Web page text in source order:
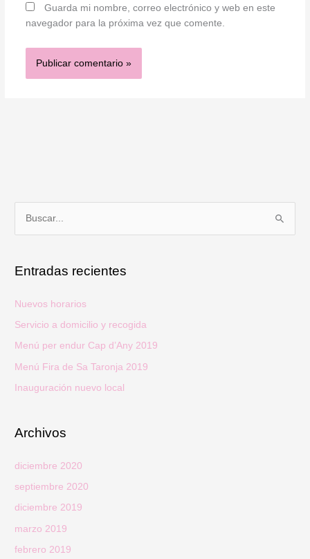
Guarda mi nombre, correo electrónico y web en este
navegador para la próxima vez que comente.
c
r
:
Entradas recientes
Nuevos horarios
Servicio a domicilio y recogida
Menú per endur Cap d’Any 2019
Menú Fira de Sa Taronja 2019
Inauguración nuevo local
Archivos
diciembre 2020
septiembre 2020
diciembre 2019
marzo 2019
febrero 2019